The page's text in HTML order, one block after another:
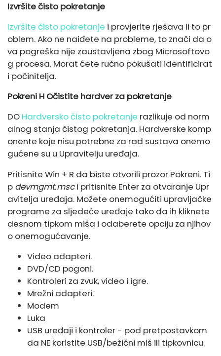
Izvršite čisto pokretanje
Izvršite čisto pokretanje i provjerite rješava li to pr
oblem. Ako ne naiđete na probleme, to znači da o
va pogreška nije zaustavljena zbog Microsoftovo
g procesa. Morat ćete ručno pokušati identificirat
i počinitelja.
Pokreni H Očistite hardver za pokretanje
DO Hardversko čisto pokretanje razlikuje od norm
alnog stanja čistog pokretanja. Hardverske komp
onente koje nisu potrebne za rad sustava onemo
gućene su u Upravitelju uređaja.
Pritisnite Win + R da biste otvorili prozor Pokreni. Ti
p devmgmt.msci pritisnite Enter za otvaranje Upr
avitelja uređaja. Možete onemogućiti upravljačke
programe za sljedeće uređaje tako da ih kliknete
desnom tipkom miša i odaberete opciju za njihov
o onemogućavanje.
Video adapteri.
DVD/CD pogoni.
Kontroleri za zvuk, video i igre.
Mrežni adapteri.
Modem
Luka
USB uređaji i kontroler - pod pretpostavkom
da NE koristite USB/bežični miš ili tipkovnicu.